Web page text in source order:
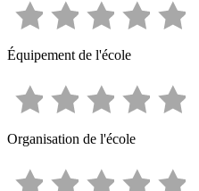
Équipement de l'école
Organisation de l'école